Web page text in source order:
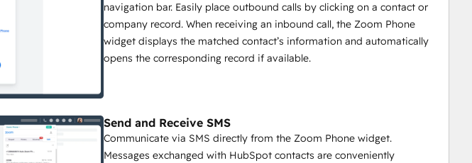
navigation bar. Easily place outbound calls by clicking on a contact or
company record. When receiving an inbound call, the Zoom Phone
widget displays the matched contact’s information and automatically
opens the corresponding record if available.
Send and Receive SMS
Communicate via SMS directly from the Zoom Phone widget.
Messages exchanged with HubSpot contacts are conveniently